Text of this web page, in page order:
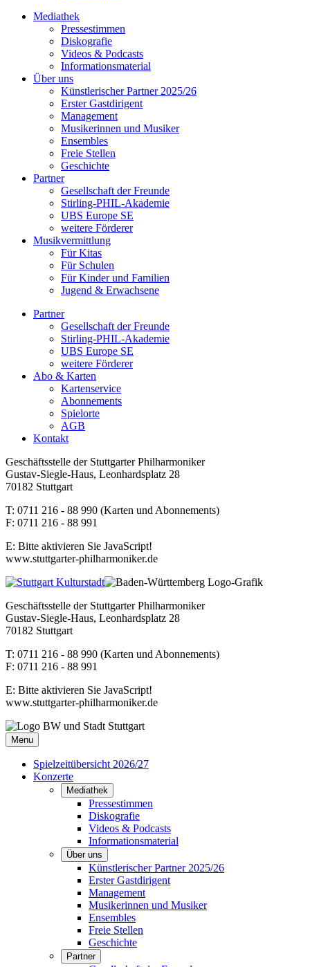
Mediathek
Pressestimmen
Diskografie
Videos & Podcasts
Informationsmaterial
Über uns
Künstlerischer Partner 2025/26
Erster Gastdirigent
Management
Musikerinnen und Musiker
Ensembles
Freie Stellen
Geschichte
Partner
Gesellschaft der Freunde
Stirling-PHIL-Akademie
UBS Europe SE
weitere Förderer
Musikvermittlung
Für Kitas
Für Schulen
Für Kinder und Familien
Jugend & Erwachsene
Partner
Gesellschaft der Freunde
Stirling-PHIL-Akademie
UBS Europe SE
weitere Förderer
Abo & Karten
Kartenservice
Abonnements
Spielorte
AGB
Kontakt
Geschäftsstelle der Stuttgarter Philharmoniker
Gustav-Siegle-Haus, Leonhardsplatz 28
70182 Stuttgart
T: 0711 216 - 88 990 (Karten und Abonnements)
F: 0711 216 - 88 991
E: Bitte aktivieren Sie JavaScript!
www.stuttgarter-philharmoniker.de
Geschäftsstelle der Stuttgarter Philharmoniker
Gustav-Siegle-Haus, Leonhardsplatz 28
70182 Stuttgart
T: 0711 216 - 88 990 (Karten und Abonnements)
F: 0711 216 - 88 991
E: Bitte aktivieren Sie JavaScript!
www.stuttgarter-philharmoniker.de
Menu
Spielzeitübersicht 2026/27
Konzerte
Mediathek
Pressestimmen
Diskografie
Videos & Podcasts
Informationsmaterial
Über uns
Künstlerischer Partner 2025/26
Erster Gastdirigent
Management
Musikerinnen und Musiker
Ensembles
Freie Stellen
Geschichte
Partner